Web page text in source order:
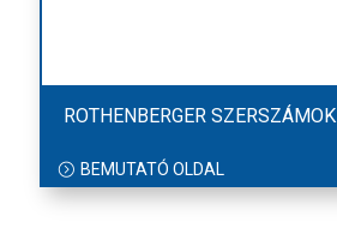
ROTHENBERGER SZERSZÁMOK
BEMUTATÓ OLDAL